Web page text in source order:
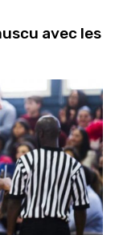
avec les